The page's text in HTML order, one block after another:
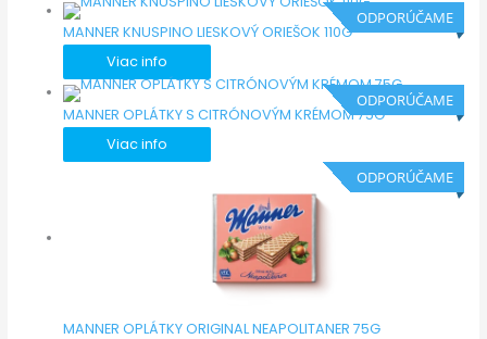
ODPORÚČAME
MANNER KNUSPINO LIESKOVÝ ORIEŠOK 110G
Viac info
ODPORÚČAME
MANNER OPLÁTKY S CITRÓNOVÝM KRÉMOM 75G
Viac info
ODPORÚČAME
MANNER OPLÁTKY ORIGINAL NEAPOLITANER 75G